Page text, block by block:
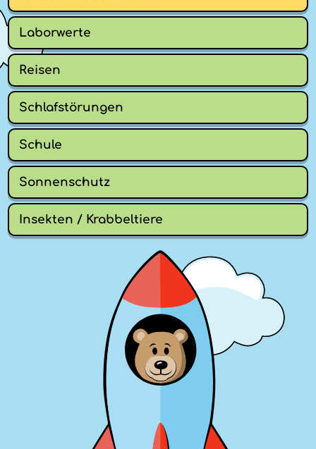
Laborwerte
Reisen
Schlafstörungen
Schule
Sonnenschutz
Insekten / Krabbeltiere